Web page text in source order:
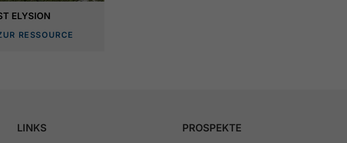
ELYSION
RESSOURCE
LINKS
PROSPEKTE